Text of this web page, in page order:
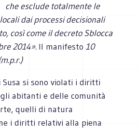
che esclude totalmente le
dai processi decisionali
così come il decreto Sblocca
2014». Il manifesto 10
Susa si sono violati i diritti
abitanti e delle comunità
quelli di natura
i diritti relativi alla piena